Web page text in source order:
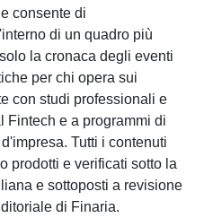
consente di
di un quadro più
la cronaca degli eventi
per chi opera sui
con studi professionali e
Fintech e a programmi di
Tutti i contenuti
prodotti e verificati sotto la
e sottoposti a revisione
di Finaria.